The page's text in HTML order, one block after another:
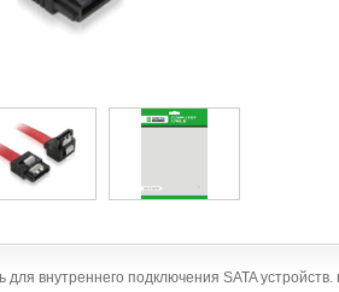
для внутреннего подключения SATA